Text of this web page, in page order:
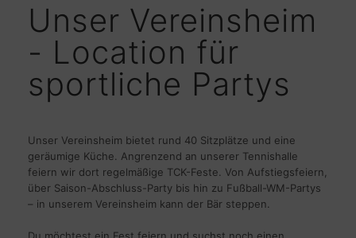
Unser Vereinsheim
- Location für
sportliche Partys
Unser Vereinsheim bietet rund 40 Sitzplätze und eine
geräumige Küche. Angrenzend an unserer Tennishalle
feiern wir dort regelmäßige TCK-Feste. Von Aufstiegsfeiern,
über Saison-Abschluss-Party bis hin zu Fußball-WM-Partys
– in unserem Vereinsheim kann der Bär steppen.